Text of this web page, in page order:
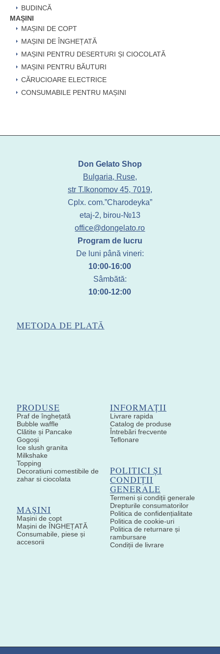
BUDINCĂ
MAȘINI
MAȘINI DE COPT
MAȘINI DE ÎNGHEȚATĂ
MAȘINI PENTRU DESERTURI ȘI CIOCOLATĂ
MAȘINI PENTRU BĂUTURI
CĂRUCIOARE ELECTRICE
CONSUMABILE PENTRU MAȘINI
Don Gelato Shop
Bulgaria, Ruse,
str T.Ikonomov 45, 7019,
Cplx. com.”Charodeyka”
etaj-2, birou-№13
office@dongelato.ro
Program de lucru
De luni până vineri:
10:00-16:00
Sâmbătă:
10:00-12:00
METODA DE PLATĂ
PRODUSE
Praf de înghețată
Bubble waffle
Clătite și Pancake
Gogoși
Ice slush granita
Milkshake
Topping
Decoratiuni comestibile de
zahar si ciocolata
MAȘINI
Mașini de copt
Mașini de ÎNGHEȚATĂ
Consumabile, piese și
accesorii
INFORMAȚII
Livrare rapida
Catalog de produse
Întrebări frecvente
Teflonare
POLITICI ȘI
CONDIȚII
GENERALE
Termeni și condiții generale
Drepturile consumatorilor
Politica de confidențialitate
Politica de cookie-uri
Politica de returnare și
rambursare
Condiții de livrare